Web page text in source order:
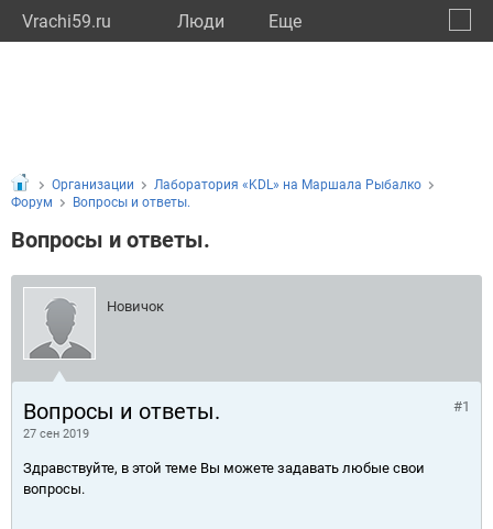
Vrachi59.ru Люди Eще
Организации
Лаборатория «KDL» на Маршала Рыбалко
Форум
Вопросы и ответы.
Вопросы и ответы.
Новичок
Вопросы и ответы.
27 сен 2019
#1
Здравствуйте, в этой теме Вы можете задавать любые свои
вопросы.